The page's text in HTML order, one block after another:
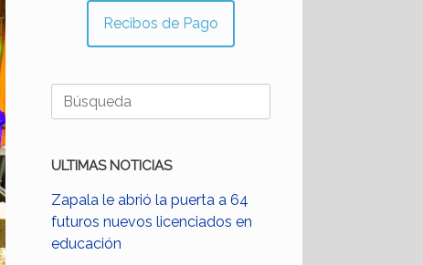
Recibos de Pago
Buscar:
ULTIMAS NOTICIAS
Zapala le abrió la puerta a 64
futuros nuevos licenciados en
educación